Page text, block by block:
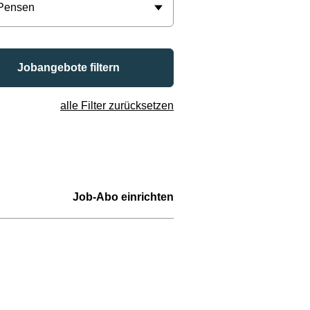
Jobangebote filtern
alle Filter zurücksetzen
Job-Abo einrichten